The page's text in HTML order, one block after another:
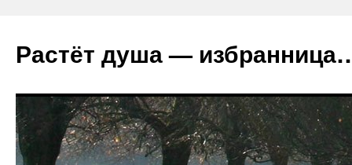
Растёт душа —